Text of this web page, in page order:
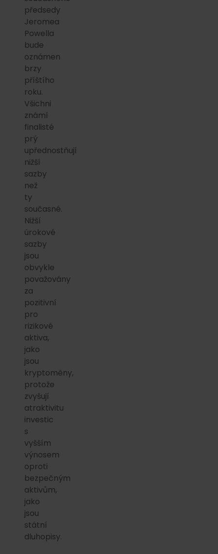
předsedy
Jeromea
Powella
bude
oznámen
brzy
příštího
roku.
Všichni
známí
finalisté
prý
upřednostňují
nižší
sazby
než
ty
současné.
Nižší
úrokové
sazby
jsou
obvykle
považovány
za
pozitivní
pro
rizikové
aktiva,
jako
jsou
kryptoměny,
protože
zvyšují
atraktivitu
investic
s
vyšším
výnosem
oproti
bezpečným
aktivům,
jako
jsou
státní
dluhopisy.